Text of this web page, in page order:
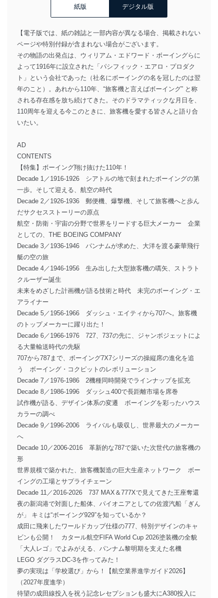
紙版 デジタル版
【電子版では、紙の雑誌と一部内容が異なる場合、掲載されない
ページや特別付録が含まれない場合がございます。
その物語の出発点は、ウィリアム・エドワード・ボーイングらに
よって1916年に設立された「パシフィック・エアロ・プロダク
ト」という会社であった（社名にボーイングの名を冠したのは翌
年のこと）。あれから110年、“旅客機と言えばボーイング” と称
される存在感を放ち続けてきた。そのドラマティックな月日を、
110周年を迎える今このときに、旅客機を愛する皆さんと語り合
いたい。
AD
CONTENTS
【特集】ボーイング翔け抜けた110年！
Decade 1／1916-1926 シアトルの地で刻まれたボーイングの第
一歩。そして迎える、航空の時代
Decade 2／1926-1936 郵便機、爆撃機、そして旅客機へと歩ん
だサクセスストーリーの原点
航空・防衛・宇宙の分野で世界をリードする巨大メーカー 企業
としての、THE BOEING COMPANY
Decade 3／1936-1946 パンナムが求めた、大洋を渡る豪華飛行
艇の空の旅
Decade 4／1946-1956 生み出した大型旅客機の嚆矢、ストラト
クルーザー誕生
未来をめざした計画機が語る技術と時代 未完のボーイング・エ
アライナー
Decade 5／1956-1966 ダッシュ・エイティから707へ。旅客機
のトップメーカーに躍り出た！
Decade 6／1966-1976 727、737の先に、ジャンボジェットによ
る大量輸送時代の先駆
707から787まで、ボーイング7X7シリーズの操縦席の進化を追
う ボーイング・コクピットのレボリューション
Decade 7／1976-1986 2機種同時開発でラインナップを拡充
Decade 8／1986-1996 ダッシュ400で長距離市場を席巻
試作機が語る、デザイン体系の変遷 ボーイングを彩ったハウス
カラーの調べ
Decade 9／1996-2006 ライバルも吸収し、世界最大のメーカー
へ
Decade 10／2006-2016 革新的な787で築いた次世代の旅客機の
形
世界規模で築かれた、旅客機製造の巨大生産ネットワーク ボー
イングの工場とサプライチェーン
Decade 11／2016-2026 737 MAX＆777Xで見えてきた王座奪還
夜の新潟港で対面した船体、パイオニアとしての佐渡汽船「ぎん
が」 キミは“ボーイング929”を知っているか？
成田に飛来したワールドカップ仕様の777、特別デザインのキャ
ビンも公開！ カタール航空FIFA World Cup 2026塗装機の全貌
「大人レゴ」でよみがえる、パンナム黎明期を支えた名機
LEGO ダグラスDC-3を作ってみた！
夢の実現は「学校選び」から！【航空業界進学ガイド2026】
（2027年度進学）
待望の成田線投入を祝う記念レセプションも盛大にA380投入に